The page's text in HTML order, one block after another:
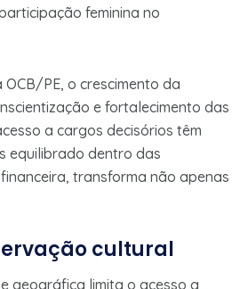
feminina no
PE, o crescimento da
e fortalecimento das
a cargos decisórios têm
equilibrado dentro das
transforma não apenas
cultural
geográfica limita o acesso a